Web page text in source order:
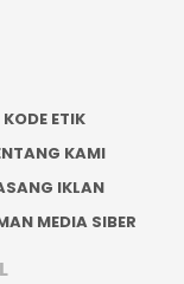
KODE ETIK
KAMI
IKLAN
MEDIA SIBER